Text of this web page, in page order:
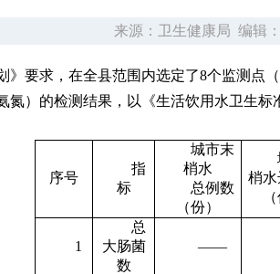
来源：卫生健康局 编辑
》要求，在全县范围内选定了8个监测点
）的检测结果，以《生活饮用水卫生标
序号
指
标
城市末
梢水
总例数
（份）
梢水
1
总
大肠菌
数
——